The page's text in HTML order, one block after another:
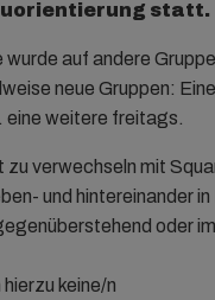
statt.
auf andere
neue Gruppen:
eine weitere freitags.
zu verwechseln mit
und hintereinander in
oder
keine/n